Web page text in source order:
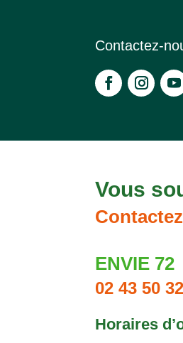
Contactez-
Vous
ENVIE 72
02 43 50
Horaires